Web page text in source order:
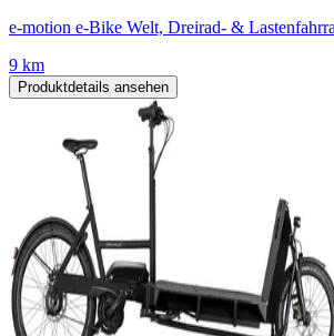
e-motion e-Bike Welt, Dreirad- &
9 km
Produktdetails ansehen